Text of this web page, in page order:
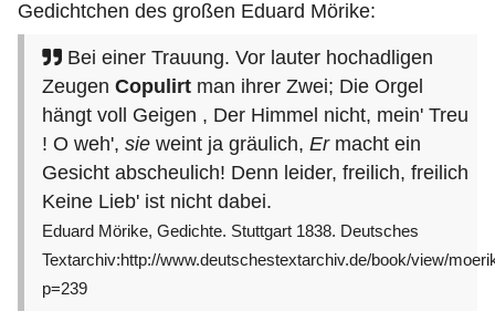
Gedichtchen des großen Eduard Mörike:
Bei einer Trauung. Vor lauter hochadligen
Zeugen Copulirt man ihrer Zwei; Die Orgel
hängt voll Geigen , Der Himmel nicht, mein' Treu
! O weh', sie weint ja gräulich, Ermacht ein
Gesicht abscheulich! Denn leider, freilich, freilich
Keine Lieb' ist nicht dabei.
Eduard Mörike, Gedichte. Stuttgart 1838. Deutsches
Textarchiv:http://www.deutschestextarchiv.de/book/view/
p=239